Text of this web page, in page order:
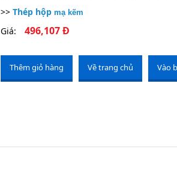
>> Thép hộpmạ kẽm
Giá: 496,107 Đ
Thêm giỏ hàng Về trang chủ Vào